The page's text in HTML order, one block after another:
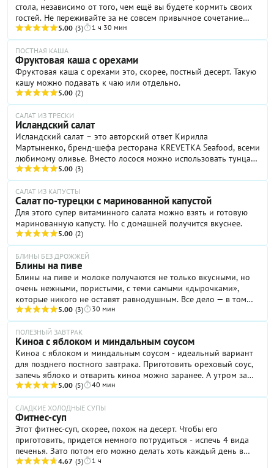
стола, независимо от того, чем ещё вы будете кормить своих
гостей. Не переживайте за не совсем привычное сочетание
«мясо и креветки». Поддерживаемое нежным тестом, сыром и
оливковым маслом оно гармонично и свежо.
5.00 (3) 1 ч 30 мин
ПОСТНАЯ КАША
Фруктовая каша с орехами
Фруктовая каша с орехами это, скорее, постный десерт. Такую
кашу можно подавать к чаю или отдельно.
5.00 (2)
САЛАТ ИЗ ТРЕСКИ
Исландский салат
Исландский салат – это авторский ответ Кирилла
Мартыненко, бренд-шефа ресторана KREVETKA Seafood, всеми
любимому оливье. Вместо лосося можно использовать тунца
или креветки.
5.00 (3)
САЛАТ ИЗ КАПУСТЫ
Салат по-турецки с маринованной капустой
Для этого супер витаминного салата можно взять и готовую
маринованную капусту. Но с домашней получится вкуснее.
5.00 (2)
БЛИНЫ БЕЗ ДРОЖЖЕЙ
Блины на пиве
Блины на пиве и молоке получаются не только вкусными, но
очень нежными, пористыми, с теми самыми «дырочками»,
которые никого не оставят равнодушным. Все дело — в том
самом пенном напитке, который обычно употребляют в
чистом виде. Так вот, мы предлагаем сломать систему и
приготовить с пивом блины по нашему простому рецепту.
Обратите внимание, что в тесте содержится совсем мало
сахара, и это совершенно нормально. Да и подавать блины на
пиве не стоит с вареньем или сгущенкой: лучшее дополнение
к ним — творожный сыр, слабосоленая рыбка или даже соус
тартар.
5.00 (3) 30 мин
ПОЛЕЗНЫЙ ЗАВТРАК
Киноа с яблоком и миндальным соусом
Киноа с яблоком и миндальным соусом - идеальный вариант
для позднего постного завтрака. Приготовить ореховый соус,
запечь яблоко и отварить киноа можно заранее. А утром за
минуты собрать завтрак из готовых "кирпичиков".
5.00 (5) 40 мин
СЛАДКИЕ ХОЛОДНЫЕ СУПЫ
Фитнес-суп
Этот фитнес-суп, скорее, похож на десерт. Чтобы его
приготовить, придется немного потрудиться - испечь 4 вида
печенья. Зато потом его можно делать хоть каждый день в
течение целой недели.
4.67 (3) 1 ч